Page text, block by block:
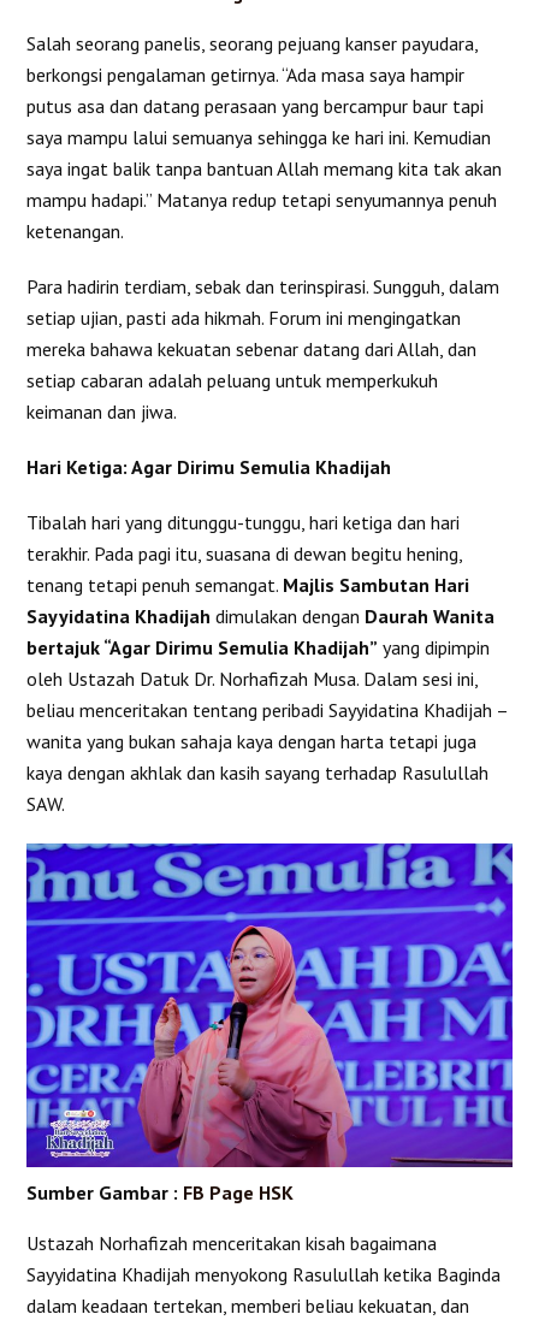
Salah seorang panelis, seorang pejuang kanser payudara,
berkongsi pengalaman getirnya. “Ada masa saya hampir
putus asa dan datang perasaan yang bercampur baur tapi
saya mampu lalui semuanya sehingga ke hari ini. Kemudian
saya ingat balik tanpa bantuan Allah memang kita tak akan
mampu hadapi.” Matanya redup tetapi senyumannya penuh
ketenangan.
Para hadirin terdiam, sebak dan terinspirasi. Sungguh, dalam
setiap ujian, pasti ada hikmah. Forum ini mengingatkan
mereka bahawa kekuatan sebenar datang dari Allah, dan
setiap cabaran adalah peluang untuk memperkukuh
keimanan dan jiwa.
Hari Ketiga: Agar Dirimu Semulia Khadijah
Tibalah hari yang ditunggu-tunggu, hari ketiga dan hari
terakhir. Pada pagi itu, suasana di dewan begitu hening,
tenang tetapi penuh semangat. Majlis Sambutan Hari
Sayyidatina Khadijah dimulakan dengan Daurah Wanita
bertajuk “Agar Dirimu Semulia Khadijah” yang dipimpin
oleh Ustazah Datuk Dr. Norhafizah Musa. Dalam sesi ini,
beliau menceritakan tentang peribadi Sayyidatina Khadijah –
wanita yang bukan sahaja kaya dengan harta tetapi juga
kaya dengan akhlak dan kasih sayang terhadap Rasulullah
SAW.
Sumber Gambar : FB Page HSK
Ustazah Norhafizah menceritakan kisah bagaimana
Sayyidatina Khadijah menyokong Rasulullah ketika Baginda
dalam keadaan tertekan, memberi beliau kekuatan, dan